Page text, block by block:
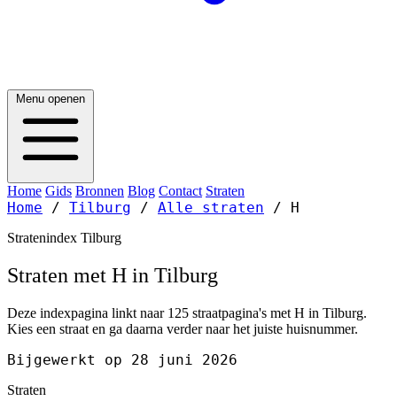
Menu openen
Home Gids Bronnen Blog Contact Straten
Home / Tilburg / Alle straten / H
Stratenindex Tilburg
Straten met H in Tilburg
Deze indexpagina linkt naar 125 straatpagina's met H in Tilburg.
Kies een straat en ga daarna verder naar het juiste huisnummer.
Bijgewerkt op 28 juni 2026
Straten